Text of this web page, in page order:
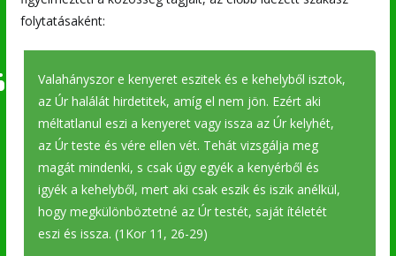
folytatásaként:
Valahányszor e kenyeret eszitek és e kehelyből isztok,
az Úr halálát hirdetitek, amíg el nem jön. Ezért aki
méltatlanul eszi a kenyeret vagy issza az Úr kelyhét,
az Úr teste és vére ellen vét. Tehát vizsgálja meg
magát mindenki, s csak úgy egyék a kenyérből és
igyék a kehelyből, mert aki csak eszik és iszik anélkül,
hogy megkülönböztetné az Úr testét, saját ítéletét
eszi és issza. (1Kor 11, 26-29)